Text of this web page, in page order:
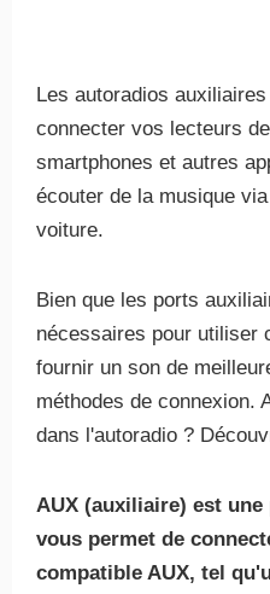
Les autoradios
connecter vos lecteurs
smartphones et autres
écouter de la musique
voiture.
Bien que les ports
nécessaires pour utiliser
fournir un son de
méthodes de connexion.
dans l'autoradio ?
AUX (auxiliaire) est
vous permet de
compatible AUX, tel